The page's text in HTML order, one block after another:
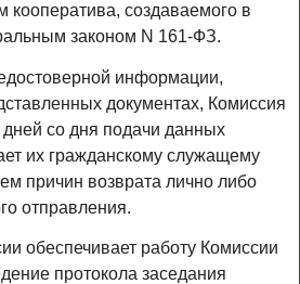
кооператива, создаваемого в
законом N 161-ФЗ.
информации,
документах, Комиссия
дней со дня подачи данных
их гражданскому служащему
причин возврата лично либо
отправления.
обеспечивает работу Комиссии
протокола заседания